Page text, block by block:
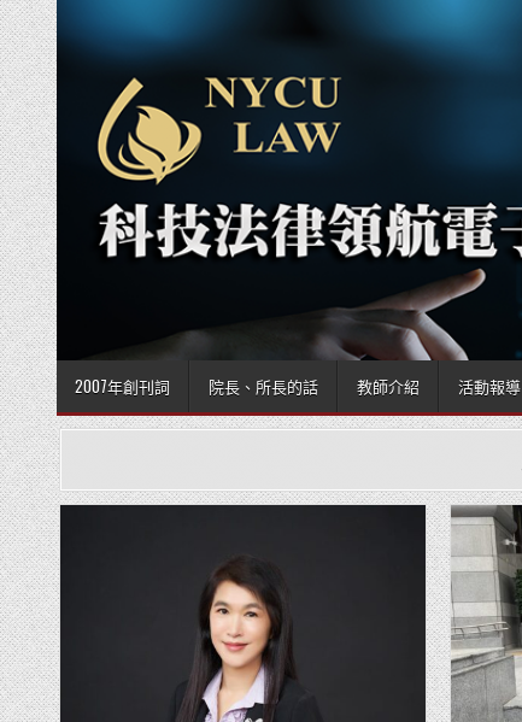
Skip to content
2007年創刊詞 院長、所長的話 教師介紹 活動報導
Posted in